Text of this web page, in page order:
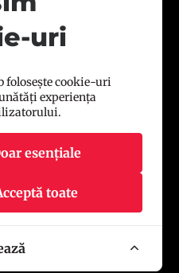
BRD GROUPE SOCIÉTÉ
uri
folosește cookie-uri
experiența
esențiale
toate